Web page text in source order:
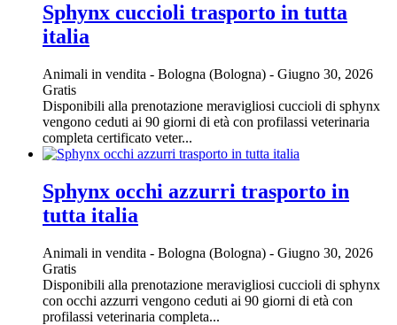
Sphynx cuccioli trasporto in tutta
italia
Animali in vendita - Bologna (Bologna) - Giugno 30, 2026
Gratis
Disponibili alla prenotazione meravigliosi cuccioli di sphynx
vengono ceduti ai 90 giorni di età con profilassi veterinaria
completa certificato veter...
Sphynx occhi azzurri trasporto in
tutta italia
Animali in vendita - Bologna (Bologna) - Giugno 30, 2026
Gratis
Disponibili alla prenotazione meravigliosi cuccioli di sphynx
con occhi azzurri vengono ceduti ai 90 giorni di età con
profilassi veterinaria completa...